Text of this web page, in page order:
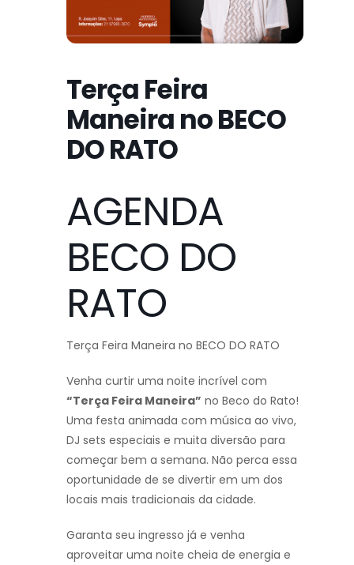
Terça Feira
Maneira no BECO
DO RATO
AGENDA
BECO DO
RATO
Terça Feira Maneira no BECO DO RATO
Venha curtir uma noite incrível com
“Terça Feira Maneira” no Beco do Rato!
Uma festa animada com música ao vivo,
DJ sets especiais e muita diversão para
começar bem a semana. Não perca essa
oportunidade de se divertir em um dos
locais mais tradicionais da cidade.
Garanta seu ingresso já e venha
aproveitar uma noite cheia de energia e